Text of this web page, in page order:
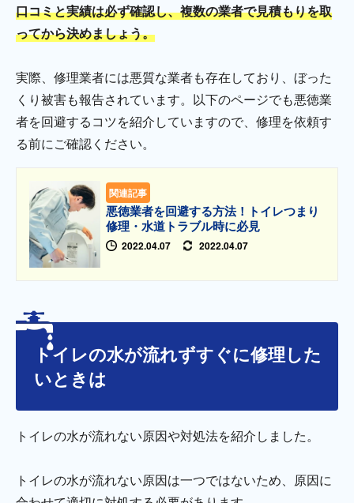
口コミと実績は必ず確認し、複数の業者で見積もりを取
ってから決めましょう。
実際、修理業者には悪質な業者も存在しており、ぼった
くり被害も報告されています。以下のページでも悪徳業
者を回避するコツを紹介していますので、修理を依頼す
る前にご確認ください。
関連記事
悪徳業者を回避する方法！トイレつまり
修理・水道トラブル時に必見
2022.04.07 2022.04.07
トイレの水が流れずすぐに修理した
いときは
トイレの水が流れない原因や対処法を紹介しました。
トイレの水が流れない原因は一つではないため、原因に